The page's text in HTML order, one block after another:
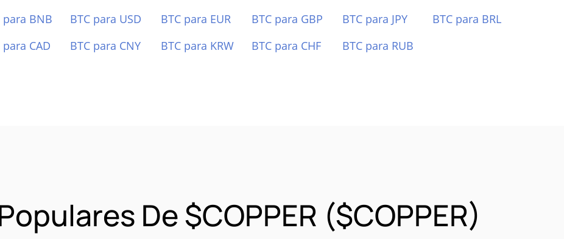
para BNB BTC para USD BTC para EUR BTC para GBP BTC para JPY
BTC para BRL
para CAD BTC para CNY BTC para KRW BTC para CHF BTC para RUB
De $COPPER ($COPPER)